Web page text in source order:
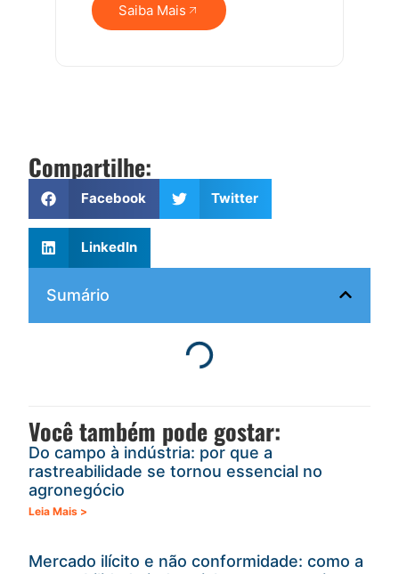
Saiba Mais
Compartilhe:
Facebook Twitter
LinkedIn
Sumário
Você também pode gostar:
Do campo à indústria: por que a
rastreabilidade se tornou essencial no
agronegócio
Leia Mais >
Mercado ilícito e não conformidade: como a